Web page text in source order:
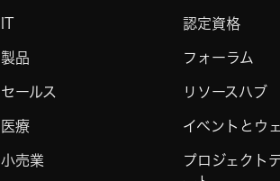
IT
製品
セールス
医療
小売業
認定資格
フォーラム
リソースハブ
イベントとウ
プロジェクト